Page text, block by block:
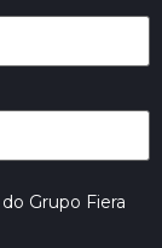
Grupo Fiera